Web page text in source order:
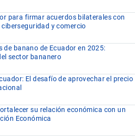
para firmar acuerdos bilaterales con
y comercio
banano de Ecuador en 2025:
sector bananero
El desafío de aprovechar el precio
su relación económica con un
Económica